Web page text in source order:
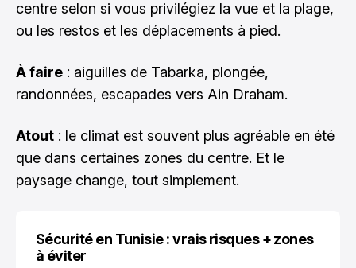
centre selon si vous privilégiez la vue et la plage,
ou les restos et les déplacements à pied.
À faire : aiguilles de Tabarka, plongée,
randonnées, escapades vers Ain Draham.
Atout : le climat est souvent plus agréable en été
que dans certaines zones du centre. Et le
paysage change, tout simplement.
Sécurité en Tunisie : vrais risques + zones
à éviter